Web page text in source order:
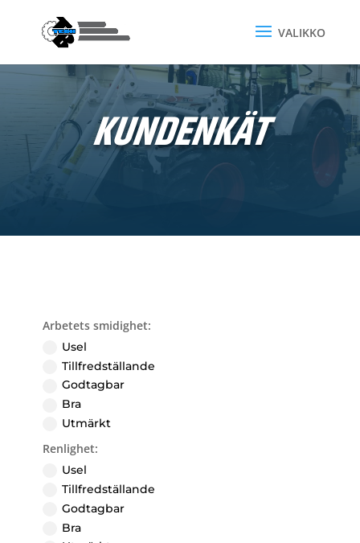
KUNDENKÄT
Arbetets smidighet:
Usel
Tillfredställande
Godtagbar
Bra
Utmärkt
Renlighet:
Usel
Tillfredställande
Godtagbar
Bra